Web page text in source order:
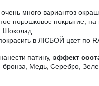
очень много вариантов
порошковое покрытие, на
Шоколад.
в ЛЮБОЙ цвет по
патину, эффект
бронза, Медь, Серебро,